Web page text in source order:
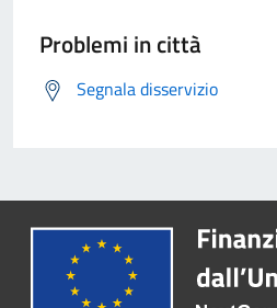
Problemi in città
Segnala disservizio